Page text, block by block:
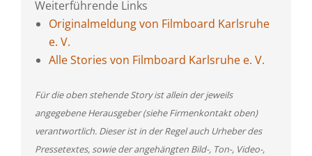
Weiterführende Links
Originalmeldung von Filmboard Karlsruhe
e. V.
Alle Stories von Filmboard Karlsruhe e. V.
Für die oben stehende Story ist allein der jeweils
angegebene Herausgeber (siehe Firmenkontakt oben)
verantwortlich. Dieser ist in der Regel auch Urheber des
Pressetextes, sowie der angehängten Bild-, Ton-, Video-,